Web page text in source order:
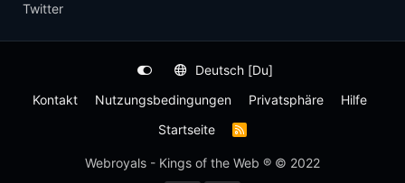
Twitter
Deutsch [Du]
Kontakt
Nutzungsbedingungen Privatsphäre
Hilfe
Startseite
R
S
Webroyals - Kings of the Web ® © 2022